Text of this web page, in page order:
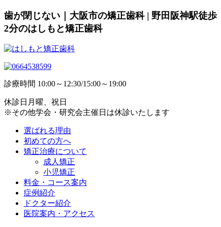
歯が閉じない｜大阪市の矯正歯科 | 野田阪神駅徒歩
2分のはしもと矯正歯科
診療時間 10:00～12:30/15:00～19:00
休診日 月曜、祝日
※その他学会・研究会主催日は休診いたします
選ばれる理由
初めての方へ
矯正治療について
成人矯正
小児矯正
料金・コース案内
症例紹介
ドクター紹介
医院案内・アクセス